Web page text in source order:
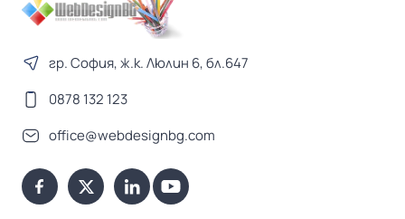
гр. София, ж.к. Люлин 6, бл.647
0878 132 123
office@webdesignbg.com